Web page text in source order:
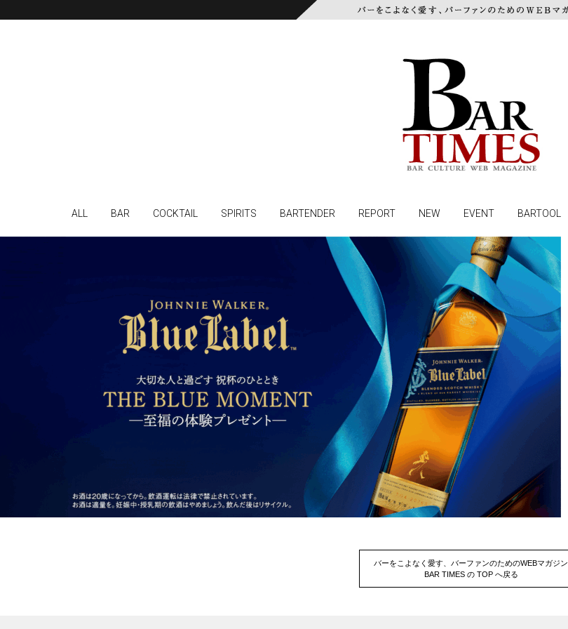
ALL BAR COCKTAIL SPIRITS BARTENDER REPORT NEW EVENT BARTOOL
バーをこよなく愛す、バーファンのためのWEBマガジン
BAR TIMES の TOP へ戻る